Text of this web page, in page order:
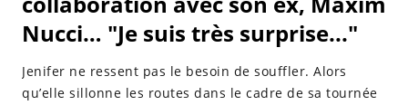
Nucci… "Je suis très surprise..."
Jenifer ne ressent pas le besoin de souffler. Alors
qu’elle sillonne les routes dans le cadre de sa tournée